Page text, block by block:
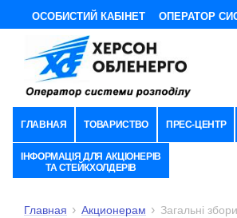
ОСОБИСТИЙ КАБІНЕТ ОПЕРАТОР
ГЛАВНАЯ ТОВАРИСТВО ПРЕС-ЦЕНТР
ІНФОРМАЦІЯ ДЛЯ АКЦІОНЕРІВ
ТА СТЕЙКХОЛДЕРІВ
Главная Акционерам Загальні